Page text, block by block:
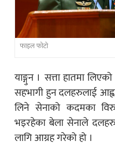
फाइल फोटो
याङ्गुन । सत्ता हातमा
सहभागी हुन दलहरुलाई
लिने सेनाको कदमका
भइरहेका बेला सेनाले
लागि आग्रह गरेको हो ।